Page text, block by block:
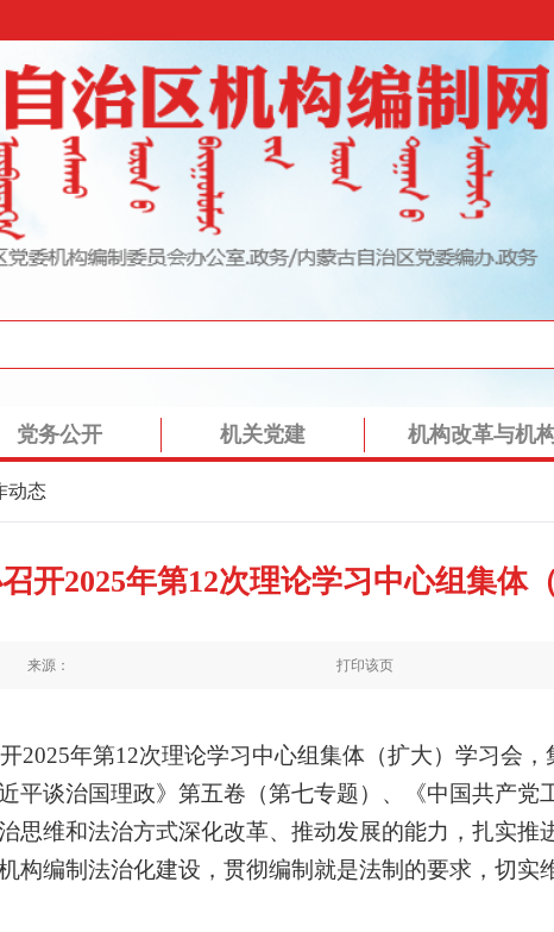
党务公开 机关党建 机构改革与机
动态
开2025年第12次理论学习中心组集体
来源： 打印该页
2025年第12次理论学习中心组集体（扩大）学习会
平谈治国理政》第五卷（第七专题）、《中国共产党
思维和法治方式深化改革、推动发展的能力，扎实
构编制法治化建设，贯彻编制就是法制的要求，切实